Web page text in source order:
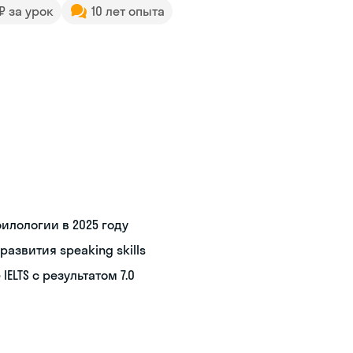
за урок 10 лет опыта
в 2025 году
speaking skills
с результатом 7.0